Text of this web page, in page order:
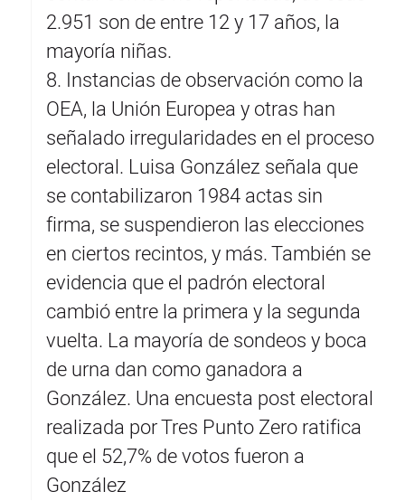
2.951 son de entre 12 y 17 años, la
mayoría niñas.
8. Instancias de observación como la
OEA, la Unión Europea y otras han
señalado irregularidades en el proceso
electoral. Luisa González señala que
se contabilizaron 1984 actas sin
firma, se suspendieron las elecciones
en ciertos recintos, y más. También se
evidencia que el padrón electoral
cambió entre la primera y la segunda
vuelta. La mayoría de sondeos y boca
de urna dan como ganadora a
González. Una encuesta post electoral
realizada por Tres Punto Zero ratifica
que el 52,7% de votos fueron a
González